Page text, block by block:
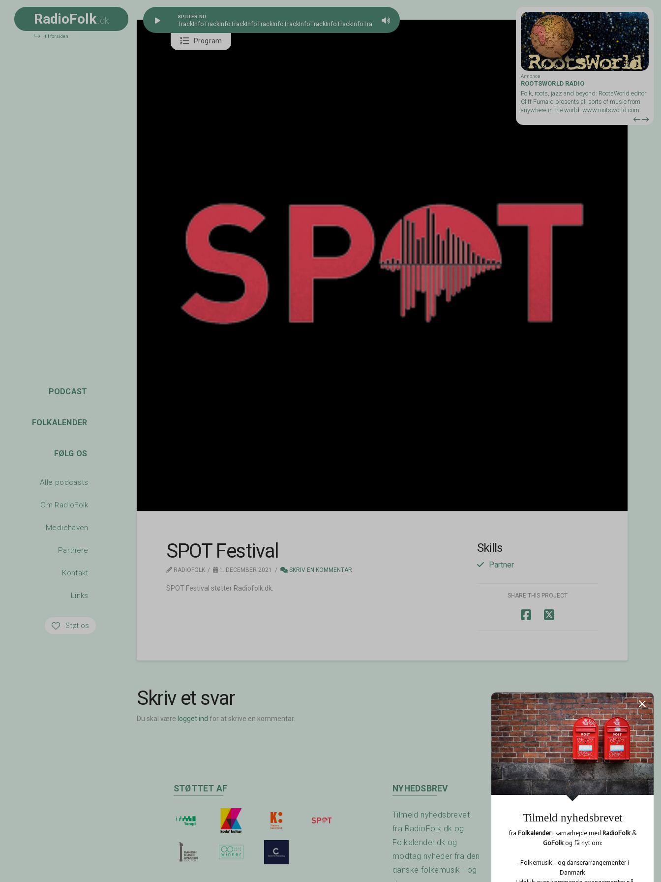
SPILLER NU:
TrackInfoTrackInfoTrackInfoTrackInfoTrackInfoTrackInfoTrackInfoTrackInfo
Program
Annonce
ROOTSWORLD RADIO
Folk, roots, jazz and beyond: RootsWorld editor
Cliff Furnald presents all sorts of music from
anywhere in the world. www.rootsworld.com
RadioFolk .dk
til forsiden
PODCAST
FOLKALENDER
FØLG OS
Alle podcasts
Om RadioFolk
Mediehaven
Partnere
Kontakt
Links
Støt os
SPOT Festival
RADIOFOLK 1. DECEMBER 2021 SKRIV EN KOMMENTAR
SPOT Festival støtter Radiofolk.dk.
Skills
Partner
SHARE THIS PROJECT
Skriv et svar
Du skal være logget ind for at skrive en kommentar.
STØTTET AF NYHEDSBREV
Tilmeld nyhedsbrevet
fra RadioFolk.dk og
Folkalender.dk og
modtag nyheder fra den
danske folkemusik - og
OPSLAGSTAVLEN
Har du arrangeret en
koncert? Savner du
nogen at spille med? Er